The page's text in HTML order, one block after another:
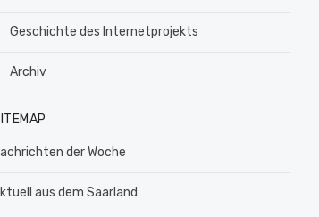
Geschichte des Internetprojekts
Archiv
der Woche
aus dem Saarland